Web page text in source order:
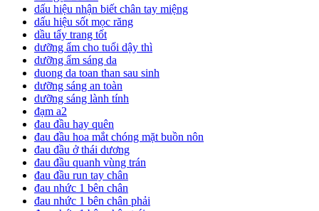
dấu hiệu nhận biết chân tay miệng
dấu hiệu sốt mọc răng
dầu tẩy trang tốt
dưỡng ẩm cho tuổi dậy thì
dưỡng ẩm sáng da
duong da toan than sau sinh
dưỡng sáng an toàn
dưỡng sáng lành tính
đạm a2
đau đầu hay quên
đau đầu hoa mắt chóng mặt buồn nôn
đau đầu ở thái dương
đau đầu quanh vùng trán
đau đầu run tay chân
đau nhức 1 bên chân
đau nhức 1 bên chân phải